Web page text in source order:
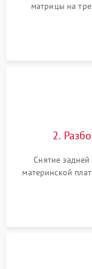
матрицы на
подсветки и
источников
2.
Снятие
материнской
Проверка